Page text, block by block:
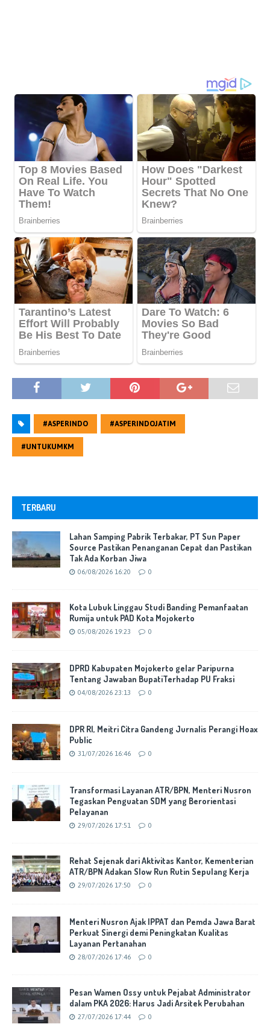
#ASPERINDO #ASPERINDOJATIM
#UNTUKUMKM
TERBARU
Lahan Samping Pabrik Terbakar, PT Sun Paper
Source Pastikan Penanganan Cepat dan Pastikan
Tak Ada Korban Jiwa
06/08/2026 16:20 0
Kota Lubuk Linggau Studi Banding Pemanfaatan
Rumija untuk PAD Kota Mojokerto
05/08/2026 19:23 0
DPRD Kabupaten Mojokerto gelar Paripurna
Tentang Jawaban BupatiTerhadap PU Fraksi
04/08/2026 23:13 0
DPR RI, Meitri Citra Gandeng Jurnalis Perangi Hoax
Public
31/07/2026 16:46 0
Transformasi Layanan ATR/BPN, Menteri Nusron
Tegaskan Penguatan SDM yang Berorientasi
Pelayanan
29/07/2026 17:51 0
Rehat Sejenak dari Aktivitas Kantor, Kementerian
ATR/BPN Adakan Slow Run Rutin Sepulang Kerja
29/07/2026 17:50 0
Menteri Nusron Ajak IPPAT dan Pemda Jawa Barat
Perkuat Sinergi demi Peningkatan Kualitas
Layanan Pertanahan
28/07/2026 17:46 0
Pesan Wamen Ossy untuk Pejabat Administrator
dalam PKA 2026: Harus Jadi Arsitek Perubahan
27/07/2026 17:44 0